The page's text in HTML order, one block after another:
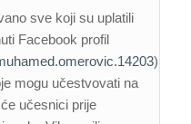
sve koji su uplatili
Facebook profil
),
mogu učestvovati na
učesnici prije